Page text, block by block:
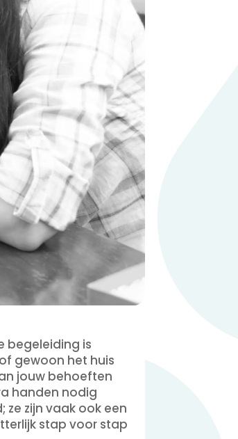
begeleiding is
gewoon het huis
jouw behoeften
handen nodig
zijn vaak ook een
stap voor stap